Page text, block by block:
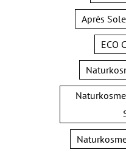
Après
ECO